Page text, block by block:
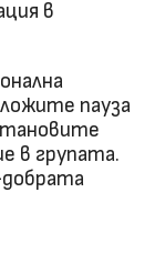
в
пауза
в групата.